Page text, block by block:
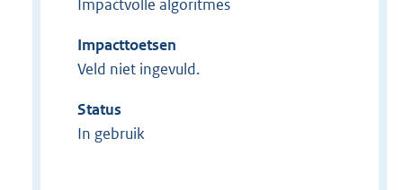
Impactvolle algoritmes
Impacttoetsen
Veld niet ingevuld.
Status
In gebruik